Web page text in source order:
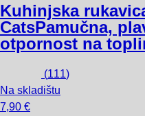
Kuhinjska
CatsPamučna,
otpornost na
(111)
Na skladištu
7,90 €